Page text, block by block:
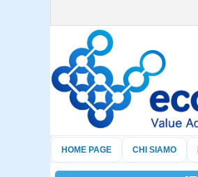
HOME PAGE CHI SIAMO